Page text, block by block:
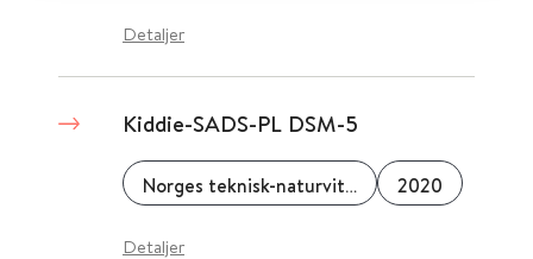
Detaljer
Kiddie-SADS-PL DSM-5
Norges teknisk-naturvitenskaplige universitet (NTNU) 2020
Detaljer